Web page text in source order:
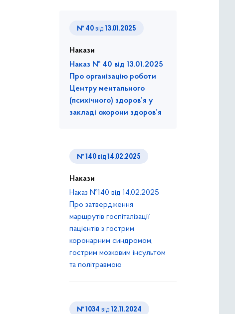
№ 40 від 13.01.2025
Накази
Наказ № 40 від 13.01.2025
Про організацію роботи
Центру ментального
(психічного) здоров’я у
закладі охорони здоров’я
№ 140 від 14.02.2025
Накази
Наказ №140 від 14.02.2025
Про затвердження
маршрутів госпіталізації
пацієнтів з гострим
коронарним синдромом,
гострим мозковим інсультом
та політравмою
№ 1034 від 12.11.2024